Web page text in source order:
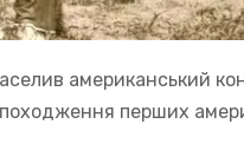
американський
перших